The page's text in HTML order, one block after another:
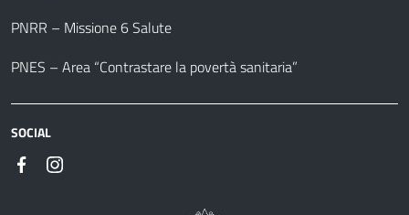
PNRR – Missione 6 Salute
PNES – Area “Contrastare la povertà sanitaria”
SOCIAL